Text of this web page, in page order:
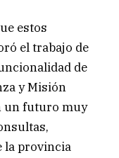
estos
el trabajo de
de
y Misión
un futuro muy
la provincia